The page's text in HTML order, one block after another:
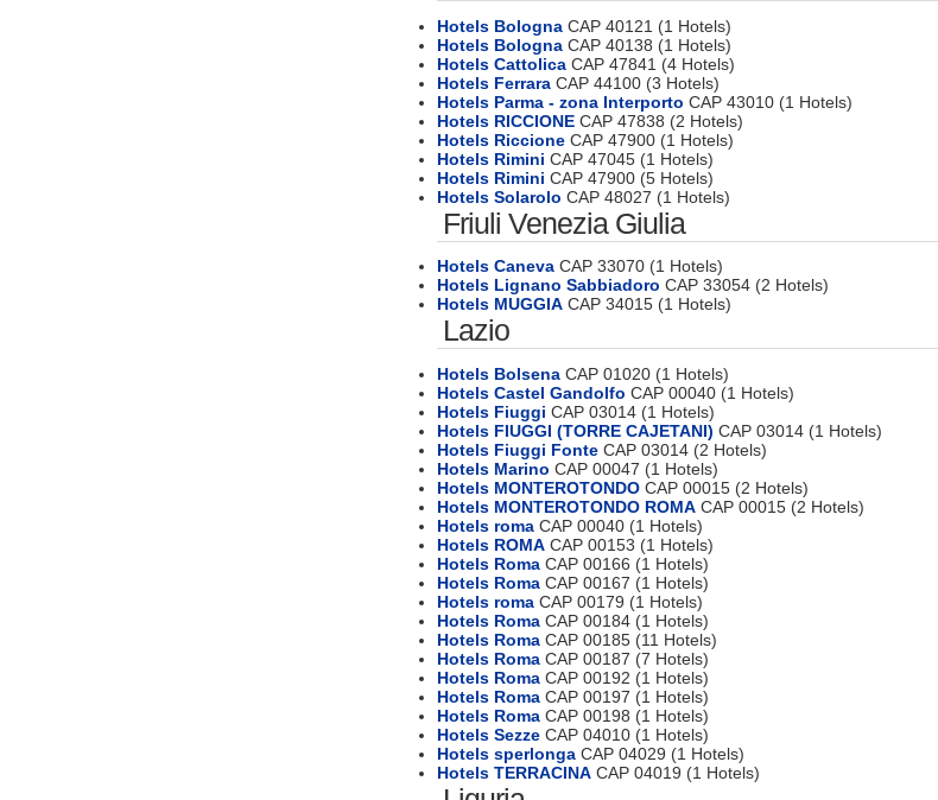
Hotels Bologna CAP 40121 (1 Hotels)
Hotels Bologna CAP 40138 (1 Hotels)
Hotels Cattolica CAP 47841 (4 Hotels)
Hotels Ferrara CAP 44100 (3 Hotels)
Hotels Parma - zona Interporto CAP 43010 (1 Hotels)
Hotels RICCIONE CAP 47838 (2 Hotels)
Hotels Riccione CAP 47900 (1 Hotels)
Hotels Rimini CAP 47045 (1 Hotels)
Hotels Rimini CAP 47900 (5 Hotels)
Hotels Solarolo CAP 48027 (1 Hotels)
Friuli Venezia Giulia
Hotels Caneva CAP 33070 (1 Hotels)
Hotels Lignano Sabbiadoro CAP 33054 (2 Hotels)
Hotels MUGGIA CAP 34015 (1 Hotels)
Lazio
Hotels Bolsena CAP 01020 (1 Hotels)
Hotels Castel Gandolfo CAP 00040 (1 Hotels)
Hotels Fiuggi CAP 03014 (1 Hotels)
Hotels FIUGGI (TORRE CAJETANI) CAP 03014 (1 Hotels)
Hotels Fiuggi Fonte CAP 03014 (2 Hotels)
Hotels Marino CAP 00047 (1 Hotels)
Hotels MONTEROTONDO CAP 00015 (2 Hotels)
Hotels MONTEROTONDO ROMA CAP 00015 (2 Hotels)
Hotels roma CAP 00040 (1 Hotels)
Hotels ROMA CAP 00153 (1 Hotels)
Hotels Roma CAP 00166 (1 Hotels)
Hotels Roma CAP 00167 (1 Hotels)
Hotels roma CAP 00179 (1 Hotels)
Hotels Roma CAP 00184 (1 Hotels)
Hotels Roma CAP 00185 (11 Hotels)
Hotels Roma CAP 00187 (7 Hotels)
Hotels Roma CAP 00192 (1 Hotels)
Hotels Roma CAP 00197 (1 Hotels)
Hotels Roma CAP 00198 (1 Hotels)
Hotels Sezze CAP 04010 (1 Hotels)
Hotels sperlonga CAP 04029 (1 Hotels)
Hotels TERRACINA CAP 04019 (1 Hotels)